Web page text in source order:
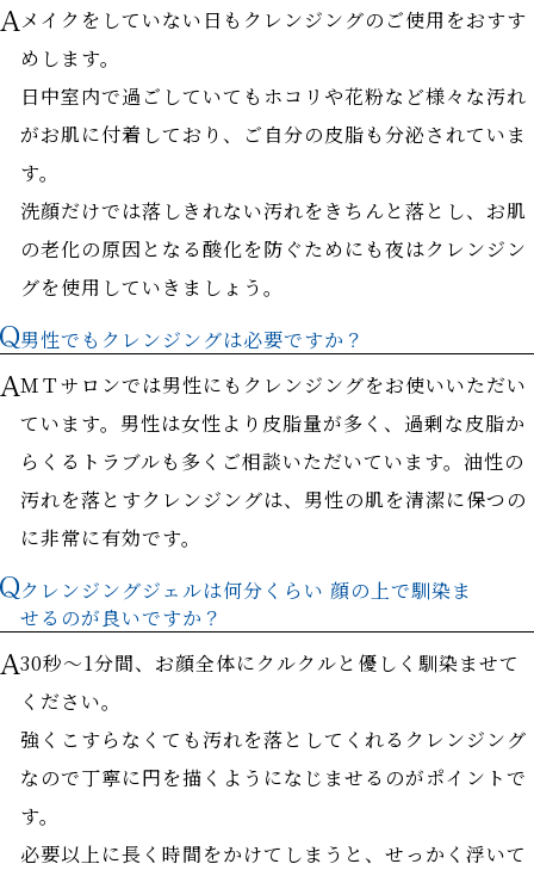
メイクをしていない日もクレンジングのご使用をおすす
めします。
日中室内で過ごしていてもホコリや花粉など様々な汚れ
がお肌に付着しており、ご自分の皮脂も分泌されていま
す。
洗顔だけでは落しきれない汚れをきちんと落とし、お肌
の老化の原因となる酸化を防ぐためにも夜はクレンジン
グを使用していきましょう。
男性でもクレンジングは必要ですか？
ＭＴサロンでは男性にもクレンジングをお使いいただい
ています。男性は女性より皮脂量が多く、過剰な皮脂か
らくるトラブルも多くご相談いただいています。油性の
汚れを落とすクレンジングは、男性の肌を清潔に保つの
に非常に有効です。
クレンジングジェルは何分くらい 顔の上で馴染ま
せるのが良いですか？
30秒～1分間、お顔全体にクルクルと優しく馴染ませて
ください。
強くこすらなくても汚れを落としてくれるクレンジング
なので丁寧に円を描くようになじませるのがポイントで
す。
必要以上に長く時間をかけてしまうと、せっかく浮いて